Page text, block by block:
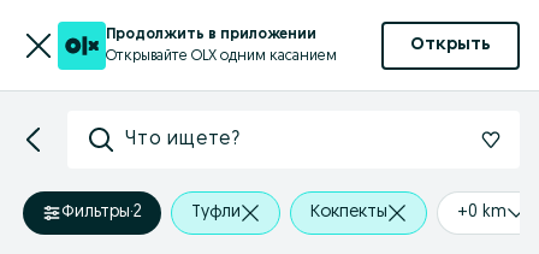
Продолжить в приложении
Открывайте OLX одним касанием
Открыть
Что ищете?
Фильтры·2 Туфли Кокпекты +0 km